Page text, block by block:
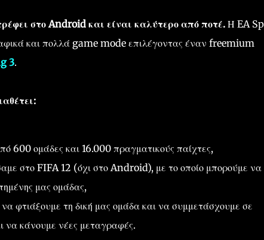
στο Android και είναι καλύτερο από ποτέ.Η EA
και πολλά game mode επιλέγοντας έναν freemium
3.
600 ομάδες και 16.000 πραγματικούς παίχτες,
στο FIFA 12 (όχι στο Android), με το οποίο μπορούμε να
μας ομάδας,
φτιάξουμε τη δική μας ομάδα και να συμμετάσχουμε σε
να κάνουμε νέες μεταγραφές.